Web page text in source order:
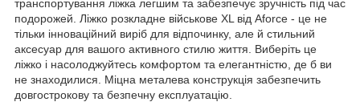
транспортування ліжка легшим та забезпечує зручність під час
подорожей. Ліжко розкладне військове XL від Aforce - це не
тільки інноваційний виріб для відпочинку, але й стильний
аксесуар для вашого активного стилю життя. Виберіть це
ліжко і насолоджуйтесь комфортом та елегантністю, де б ви
не знаходилися. Міцна металева конструкція забезпечить
довгострокову та безпечну експлуатацію.